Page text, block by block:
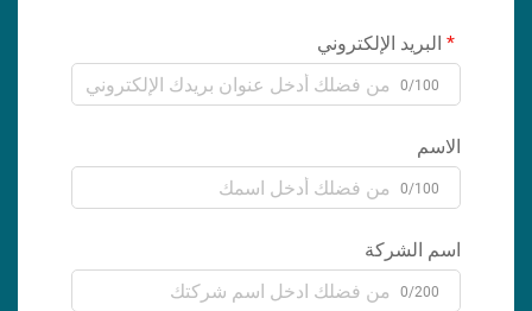
البريد الإلكتروني
0/100
الاسم
0/100
اسم الشركة
0/200